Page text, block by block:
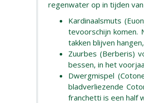
regenwater op in tijden
Kardinaalsmuts
tevoorschijn komen.
takken blijven
Zuurbes (Berberis)
bessen, in het
Dwergmispel
bladverliezende
franchetti is een half